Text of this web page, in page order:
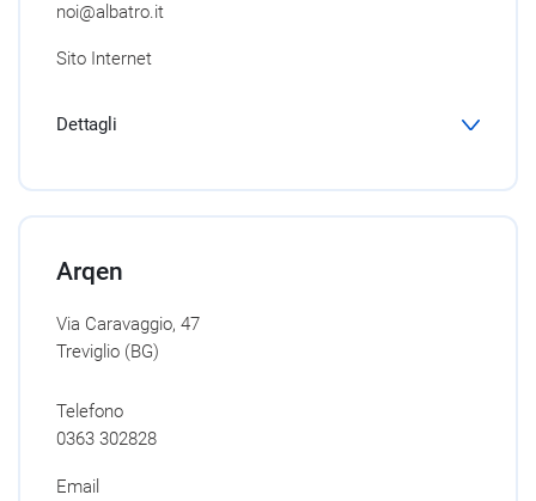
noi@albatro.it
Sito Internet
Dettagli
Arqen
Via Caravaggio, 47
Treviglio (BG)
Telefono
0363 302828
Email